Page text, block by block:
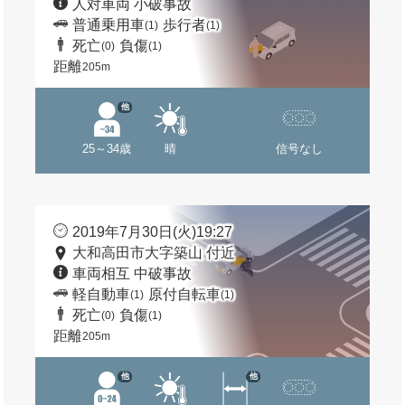
人対車両 小破事故
普通乗用車(1) 歩行者(1)
死亡(0) 負傷(1)
距離205m
25～34歳
他
晴 信号なし
2019年7月30日(火)19:27
大和高田市大字築山 付近
車両相互 中破事故
軽自動車(1) 原付自転車(1)
死亡(0) 負傷(1)
距離205m
他 他